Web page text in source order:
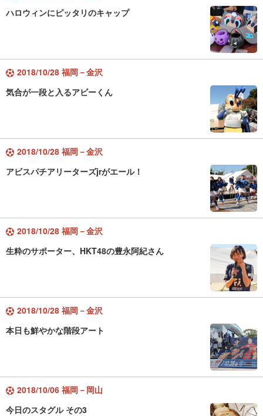
ハロウィンにピッタリのキャップ
2018/10/28 福岡－金沢
気合が一段と入るアビーくん
2018/10/28 福岡－金沢
アビスパチアリーターズjrがエール！
2018/10/28 福岡－金沢
生粋のサポーター、HKT48の豊永阿紀さん
2018/10/28 福岡－金沢
本日も鮮やかな階段アート
2018/10/06 福岡－岡山
今日のスタグル その3